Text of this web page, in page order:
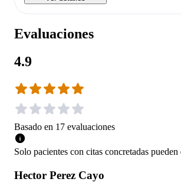
Evaluaciones
4.9
Basado en 17 evaluaciones
Solo pacientes con citas concretadas
Hector Perez Cayo